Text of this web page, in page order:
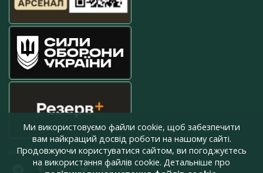
press@armyinform.com.ua
Ми використовуємо файли cookie, щоб забезпечити
вам найкращий досвід роботи на нашому сайті.
Продовжуючи користуватися сайтом, ви погоджуєтесь
на використання файлів cookie. Детальніше про